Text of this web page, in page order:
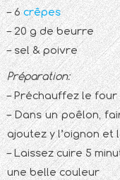
– 6crêpes
– 20 g de beurre
– sel & poivre
Préparation:
– Préchauffez le four
– Dans un poêlon,
ajoutez y l’oignon et
– Laissez cuire 5
une belle couleur